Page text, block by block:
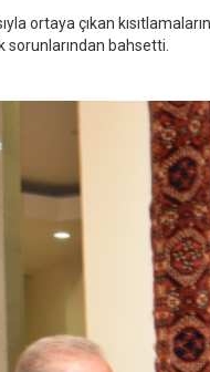
ortaya çıkan
sorunlarından bahsetti.